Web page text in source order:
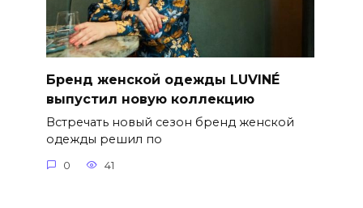
Бренд женской одежды LUVINÉ
выпустил новую коллекцию
Встречать новый сезон бренд женской
одежды решил по
0 41